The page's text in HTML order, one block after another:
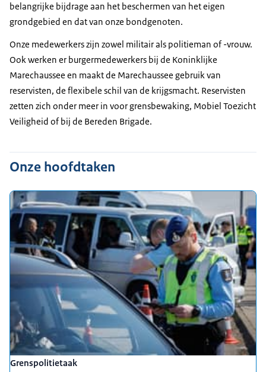
belangrijke bijdrage aan het beschermen van het eigen
grondgebied en dat van onze bondgenoten.
Onze medewerkers zijn zowel militair als politieman of -vrouw.
Ook werken er burgermedewerkers bij de Koninklijke
Marechaussee en maakt de Marechaussee gebruik van
reservisten, de flexibele schil van de krijgsmacht. Reservisten
zetten zich onder meer in voor grensbewaking, Mobiel Toezicht
Veiligheid of bij de Bereden Brigade.
Onze hoofdtaken
Grenspolitietaak